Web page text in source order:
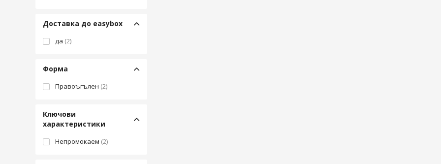
Доставка до easybox
да (2)
Форма
Правоъгълен (2)
Ключови
характеристики
Непромокаем (2)